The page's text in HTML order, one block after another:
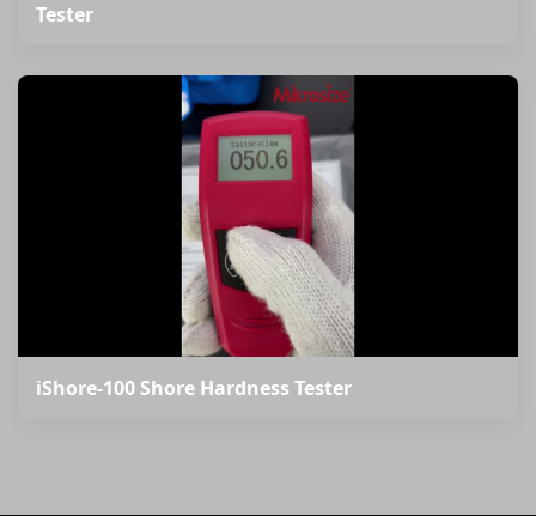
Tester
iShore-100 Shore Hardness Tester